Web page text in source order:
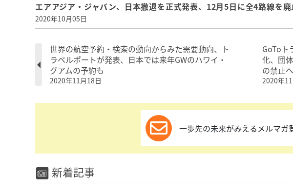
エアアジア・ジャバン、日本撤退を正式発表、12月5日に全4路線を
2020年10月05日
世界の航空予約・検索の動向からみた需要動向、ト
ラベルポートが発表、日本では来年GWのハワイ・
グアムの予約も
2020年11月18日
GoToト
化、団
の禁止へ
2020年
一歩先の未来がみえるメルマガ
新着記事